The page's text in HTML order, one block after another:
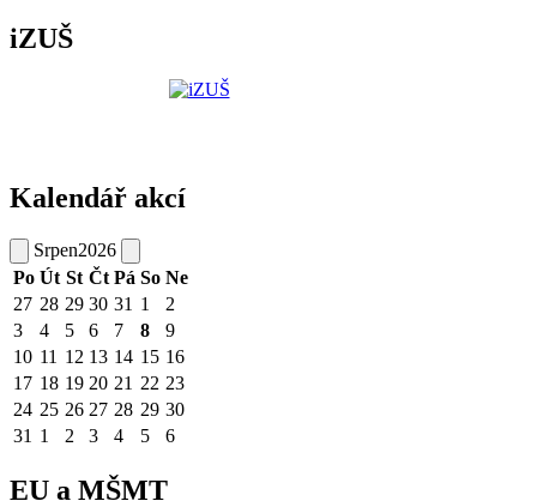
iZUŠ
Kalendář akcí
Srpen2026
Po Út St Čt Pá So Ne
27 28 29 30 31 1
2
3
4 5 6 7 8
9
10 11 12 13 14 15 16
17 18 19 20 21 22 23
24 25 26 27 28 29 30
31 1 2 3 4 5 6
EU a MŠMT